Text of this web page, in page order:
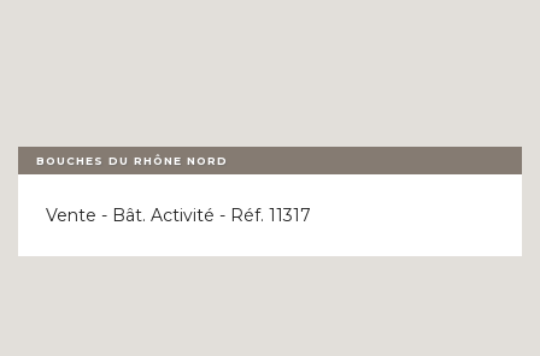
BOUCHES DU RHÔNE NORD
Vente - Bât. Activité - Réf. 11317